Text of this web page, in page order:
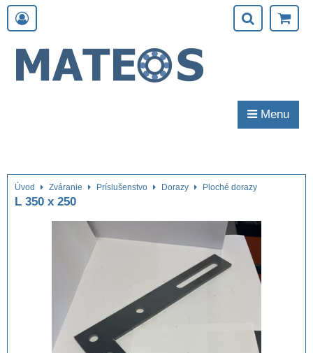
Menu
Úvod Zváranie Príslušenstvo Dorazy Ploché dorazy
L 350 x 250